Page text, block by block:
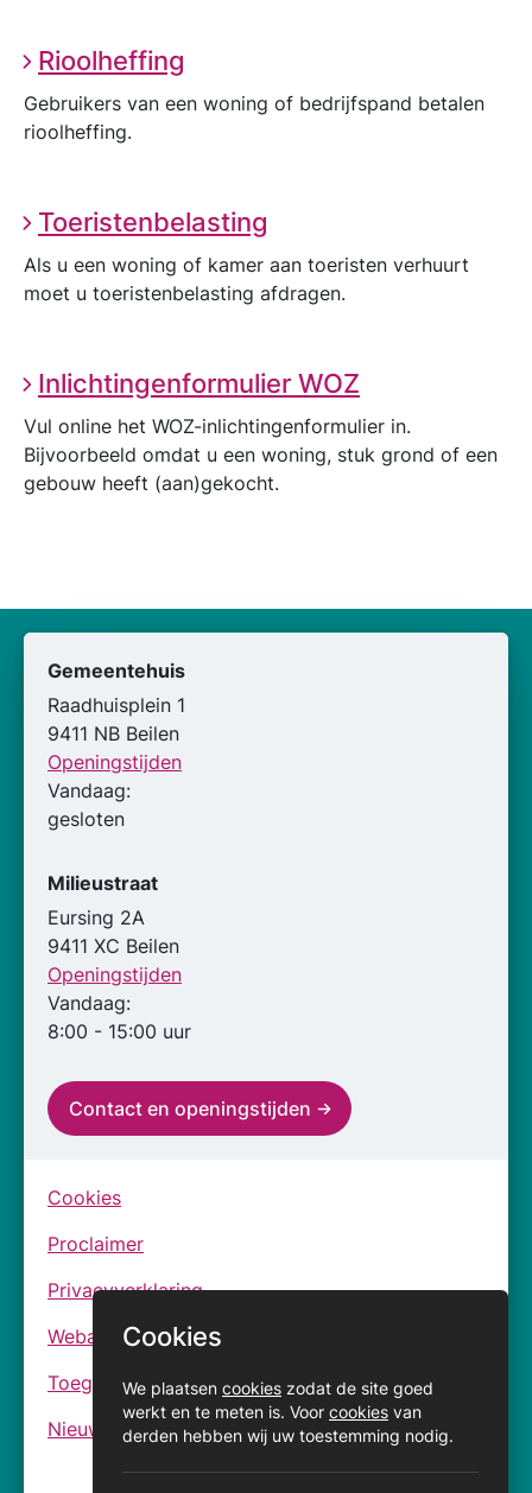
Rioolheffing
Gebruikers van een woning of bedrijfspand betalen
rioolheffing.
Toeristenbelasting
Als u een woning of kamer aan toeristen verhuurt
moet u toeristenbelasting afdragen.
Inlichtingenformulier WOZ
Vul online het WOZ-inlichtingenformulier in.
Bijvoorbeeld omdat u een woning, stuk grond of een
gebouw heeft (aan)gekocht.
Gemeentehuis
Raadhuisplein 1
9411 NB Beilen
Openingstijden
Vandaag:
gesloten
Milieustraat
Eursing 2A
9411 XC Beilen
Openingstijden
Vandaag:
8:00 - 15:00 uur
Contact en openingstijden
Cookies
Proclaimer
Privacyverklaring
Webarchief
Toegankelijkheidsverklaringen
Nieuwsbrief
Cookies
We plaatsen cookies zodat de site goed
werkt en te meten is. Voor cookies van
derden hebben wij uw toestemming nodig.